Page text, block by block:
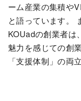
ーム産業の集積や
と語っています。
KOUadの創業者は
魅力を感じての創
「支援体制」の両